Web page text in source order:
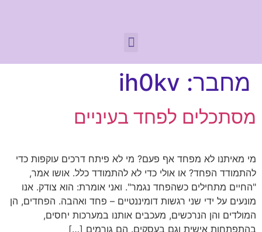
מחבר: ih0kv
מסתכלים לפחד בעיניים
מי מאיתנו לא מפחד אף פעם? מי לא פיתח דרכים עוקפות כדי
להתמודד הפחד? או אולי כדי לא להתמודד כלל. אושו אמר,
"החיים מתחילים כשהפחד נגמר". ואני אומרת: הוא צודק. אנו
מונעים על ידי שני רגשות דומיננטיים – פחד ואהבה. הפחדים, הן
המולדים והן הנרכשים, מעכבים אותנו במערכות יחסים,
בהתפתחות אישית וגם בעסקים. הם גורמים […]